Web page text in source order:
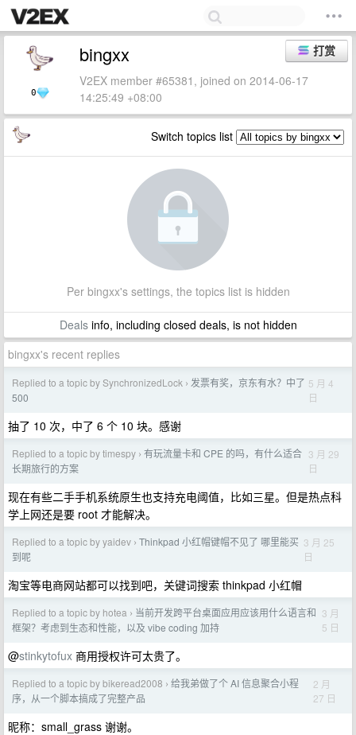
0
打赏
bingxx
V2EX member #65381, joined on 2014-06-17
14:25:49 +08:00
Switch topics list
Per bingxx's settings, the topics list is hidden
Dealsinfo, including closed deals, is not hidden
bingxx's recent replies
Replied to a topic by SynchronizedLock › 发票有奖，京东有水？中了
500
5 月 4
日
抽了 10 次，中了 6 个 10 块。感谢
Replied to a topic by timespy › 有玩流量卡和 CPE 的吗，有什么适合
长期旅行的方案
3 月 29
日
现在有些二手手机系统原生也支持充电阈值，比如三星。但是热点科
学上网还是要 root 才能解决。
Replied to a topic by yaidev › Thinkpad 小红帽键帽不见了 哪里能买
到呢
3 月 25
日
淘宝等电商网站都可以找到吧，关键词搜索 thinkpad 小红帽
Replied to a topic by hotea › 当前开发跨平台桌面应用应该用什么语言和
框架？考虑到生态和性能，以及 vibe coding 加持
3 月
5 日
@stinkytofux 商用授权许可太贵了。
Replied to a topic by bikeread2008 › 给我弟做了个 AI 信息聚合小程
序，从一个脚本搞成了完整产品
2 月
27 日
昵称：small_grass 谢谢。